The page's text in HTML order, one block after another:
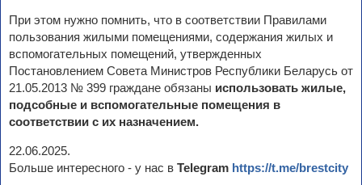
При этом нужно помнить, что в соответствии Правилами
пользования жилыми помещениями, содержания жилых и
вспомогательных помещений, утвержденных
Постановлением Совета Министров Республики Беларусь от
21.05.2013 № 399 граждане обязаны использовать жилые,
подсобные и вспомогательные помещения в
соответствии с их назначением.
22.06.2025.
Больше интересного - у нас в Telegram https://t.me/brestcity